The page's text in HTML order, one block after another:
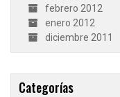
febrero 2012
enero 2012
diciembre 2011
Categorías